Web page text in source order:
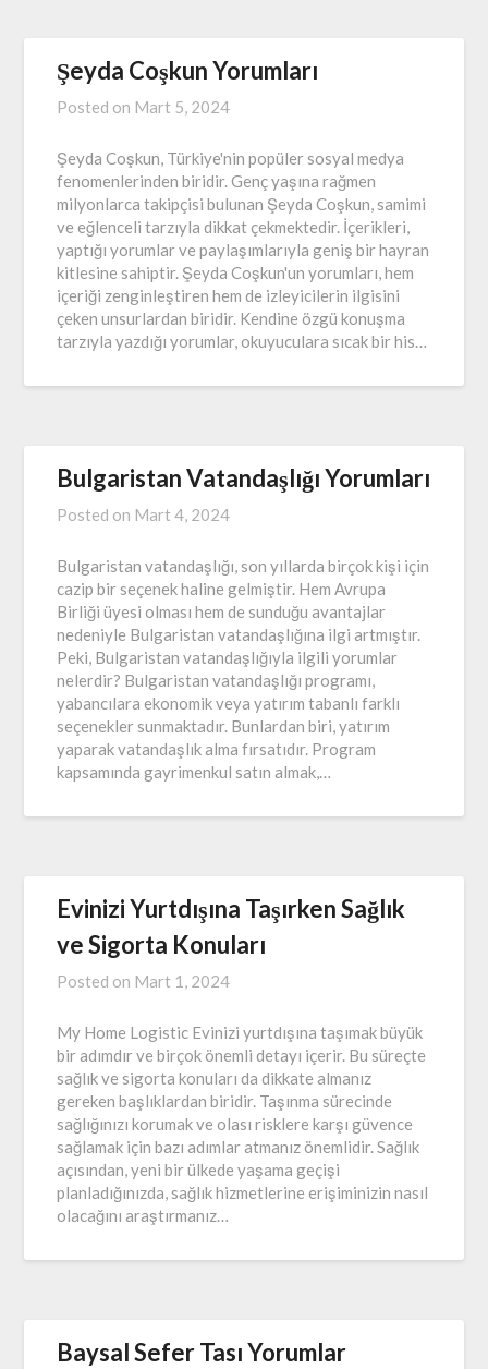
Şeyda Coşkun Yorumları
Posted on Mart 5, 2024
Şeyda Coşkun, Türkiye'nin popüler sosyal medya
fenomenlerinden biridir. Genç yaşına rağmen
milyonlarca takipçisi bulunan Şeyda Coşkun, samimi
ve eğlenceli tarzıyla dikkat çekmektedir. İçerikleri,
yaptığı yorumlar ve paylaşımlarıyla geniş bir hayran
kitlesine sahiptir. Şeyda Coşkun'un yorumları, hem
içeriği zenginleştiren hem de izleyicilerin ilgisini
çeken unsurlardan biridir. Kendine özgü konuşma
tarzıyla yazdığı yorumlar, okuyuculara sıcak bir his…
Bulgaristan Vatandaşlığı Yorumları
Posted on Mart 4, 2024
Bulgaristan vatandaşlığı, son yıllarda birçok kişi için
cazip bir seçenek haline gelmiştir. Hem Avrupa
Birliği üyesi olması hem de sunduğu avantajlar
nedeniyle Bulgaristan vatandaşlığına ilgi artmıştır.
Peki, Bulgaristan vatandaşlığıyla ilgili yorumlar
nelerdir? Bulgaristan vatandaşlığı programı,
yabancılara ekonomik veya yatırım tabanlı farklı
seçenekler sunmaktadır. Bunlardan biri, yatırım
yaparak vatandaşlık alma fırsatıdır. Program
kapsamında gayrimenkul satın almak,…
Evinizi Yurtdışına Taşırken Sağlık
ve Sigorta Konuları
Posted on Mart 1, 2024
My Home Logistic Evinizi yurtdışına taşımak büyük
bir adımdır ve birçok önemli detayı içerir. Bu süreçte
sağlık ve sigorta konuları da dikkate almanız
gereken başlıklardan biridir. Taşınma sürecinde
sağlığınızı korumak ve olası risklere karşı güvence
sağlamak için bazı adımlar atmanız önemlidir. Sağlık
açısından, yeni bir ülkede yaşama geçişi
planladığınızda, sağlık hizmetlerine erişiminizin nasıl
olacağını araştırmanız…
Baysal Sefer Tası Yorumlar